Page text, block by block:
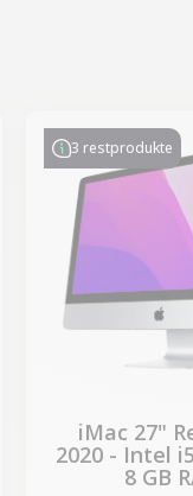
3 restprodukte
iMac 27"
2020 - Intel
8 GB